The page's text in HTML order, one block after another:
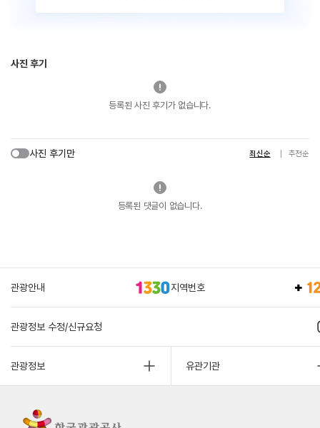
사진 후기
등록된 사진 후기가 없습니다.
사진 후기만 최신순 추천순
등록된 댓글이 없습니다.
관광안내 지역번호
관광정보 수정/신규요청
관광정보 유관기관